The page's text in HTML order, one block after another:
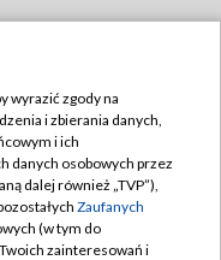
wyrazić zgody na
i zbierania danych,
i ich
danych osobowych przez
dalej również „TVP”),
Zaufanych
(w tym do
zainteresowań i